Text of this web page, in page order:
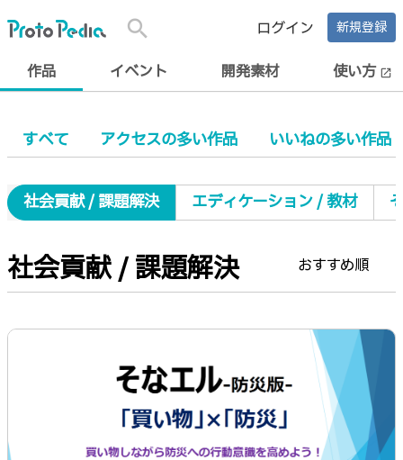
search ログイン 新規登録
作品 イベント 開発素材 使い方 open_in_new
すべて アクセスの多い作品 いいねの多い作品
社会貢献 / 課題解決 エディケーション / 教材
社会貢献 / 課題解決 おすすめ順